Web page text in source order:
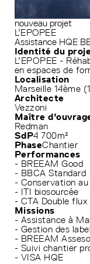
nouveau projet
L’EPOPEE
Assistance HQE
Identité du
L’EPOPEE -
en espaces de
Localisation
Marseille 14ème
Architecte
Vezzoni
Maître
Redman
SdP4 700m²
PhaseChantier
Performances
- BREEAM Good
- BBCA Standard
- Conservation
- ITI biosourcée
- CTA Double flux
Missions
- Assistance à
- Gestion des
- BREEAM
- Suivi chantier
- VISA HQE